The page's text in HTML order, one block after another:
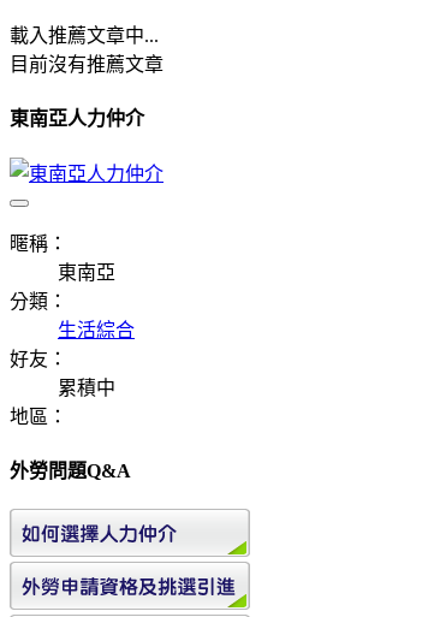
載入推薦文章中...
目前沒有推薦文章
東南亞人力仲介
暱稱：
東南亞
分類：
生活綜合
好友：
累積中
地區：
外勞問題Q&A